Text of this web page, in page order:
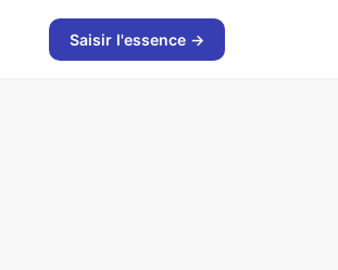
Saisir l'essence →